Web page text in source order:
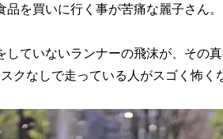
を買いに行く事が苦痛な麗子さん。
していないランナーの飛沫が、その
クなしで走っている人がスゴく怖く